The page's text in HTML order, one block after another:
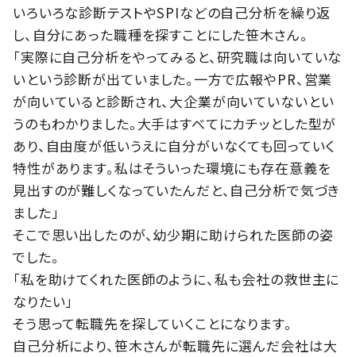
いろいろな診断テストやSPIなどの自己分析を繰り返
し、自分にあった職種を探すことにした笹木さん。
「実際に自己分析をやってみると、研究職は向いていな
いという診断が出ていました。一方で広報やPR、営業
が向いていると診断され、大企業が向いていないとい
うのもわかりました。大手はすべてにカチッとした型が
あり、自由度が低いうえに自分がいなくても回っていく
特性があります。私はそういった環境にも存在意義を
見出すのが難しくなっていたんだと、自己分析で気づき
ました」
そこで思い出したのが、幼少期に助けられた医師の姿
でした。
「私を助けてくれた医師のように、私も会社の救世主に
なりたい」
そう思って転職先を探していくことになります。
自己分析により、笹木さんが転職先に選んだ会社は大